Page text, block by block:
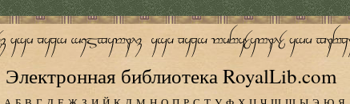
Электронная библиотека RoyalLib.com